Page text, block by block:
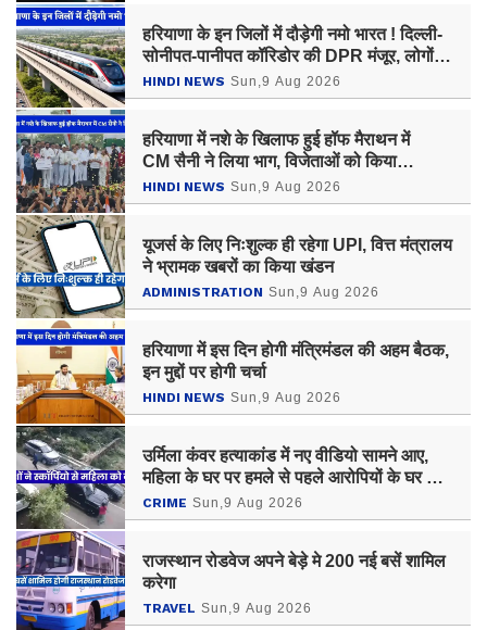
हरियाणा के इन जिलों में दौड़ेगी नमो भारत ! दिल्ली-
सोनीपत-पानीपत कॉरिडोर की DPR मंजूर, लोगों
को मिलेगा बड़ा फायदा
HINDI NEWS Sun,9 Aug 2026
हरियाणा में नशे के खिलाफ हुई हॉफ मैराथन में
CM सैनी ने लिया भाग, विजेताओं को किया
सम्मानित
HINDI NEWS Sun,9 Aug 2026
यूजर्स के लिए निःशुल्क ही रहेगा UPI, वित्त मंत्रालय
ने भ्रामक खबरों का किया खंडन
ADMINISTRATION Sun,9 Aug 2026
हरियाणा में इस दिन होगी मंत्रिमंडल की अहम बैठक,
इन मुद्दों पर होगी चर्चा
HINDI NEWS Sun,9 Aug 2026
उर्मिला कंवर हत्याकांड में नए वीडियो सामने आए,
महिला के घर पर हमले से पहले आरोपियों के घर और
ऑफिस में हुई थी तोड़फोड़
CRIME Sun,9 Aug 2026
राजस्थान रोडवेज अपने बेड़े मे 200 नई बसें शामिल
करेगा
TRAVEL Sun,9 Aug 2026